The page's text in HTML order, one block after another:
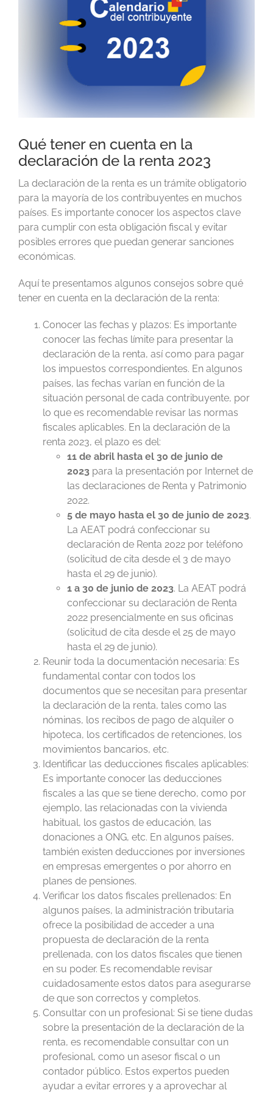
Qué tener en cuenta en la
declaración de la renta 2023
La declaración de la renta es un trámite obligatorio
para la mayoría de los contribuyentes en muchos
países. Es importante conocer los aspectos clave
para cumplir con esta obligación fiscal y evitar
posibles errores que puedan generar sanciones
económicas.
Aquí te presentamos algunos consejos sobre qué
tener en cuenta en la declaración de la renta:
Conocer las fechas y plazos: Es importante
conocer las fechas límite para presentar la
declaración de la renta, así como para pagar
los impuestos correspondientes. En algunos
países, las fechas varían en función de la
situación personal de cada contribuyente, por
lo que es recomendable revisar las normas
fiscales aplicables. En la declaración de la
renta 2023, el plazo es del:
11 de abril hasta el 30 de junio de
2023 para la presentación por Internet de
las declaraciones de Renta y Patrimonio
2022.
5 de mayo hasta el 30 de junio de 2023.
La AEAT podrá confeccionar su
declaración de Renta 2022 por teléfono
(solicitud de cita desde el 3 de mayo
hasta el 29 de junio).
1 a 30 de junio de 2023. La AEAT podrá
confeccionar su declaración de Renta
2022 presencialmente en sus oficinas
(solicitud de cita desde el 25 de mayo
hasta el 29 de junio).
Reunir toda la documentación necesaria: Es
fundamental contar con todos los
documentos que se necesitan para presentar
la declaración de la renta, tales como las
nóminas, los recibos de pago de alquiler o
hipoteca, los certificados de retenciones, los
movimientos bancarios, etc.
Identificar las deducciones fiscales aplicables:
Es importante conocer las deducciones
fiscales a las que se tiene derecho, como por
ejemplo, las relacionadas con la vivienda
habitual, los gastos de educación, las
donaciones a ONG, etc. En algunos países,
también existen deducciones por inversiones
en empresas emergentes o por ahorro en
planes de pensiones.
Verificar los datos fiscales prellenados: En
algunos países, la administración tributaria
ofrece la posibilidad de acceder a una
propuesta de declaración de la renta
prellenada, con los datos fiscales que tienen
en su poder. Es recomendable revisar
cuidadosamente estos datos para asegurarse
de que son correctos y completos.
Consultar con un profesional: Si se tiene dudas
sobre la presentación de la declaración de la
renta, es recomendable consultar con un
profesional, como un asesor fiscal o un
contador público. Estos expertos pueden
ayudar a evitar errores y a aprovechar al